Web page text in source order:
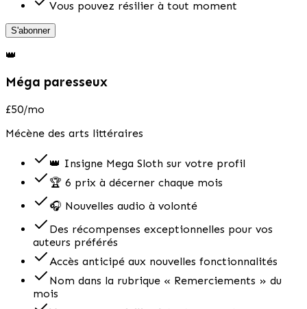
Vous pouvez résilier à tout moment
S'abonner
👑
Méga paresseux
£50/mo
Mécène des arts littéraires
👑 Insigne Mega Sloth sur votre profil
🏆 6 prix à décerner chaque mois
🎧 Nouvelles audio à volonté
Des récompenses exceptionnelles pour vos
auteurs préférés
Accès anticipé aux nouvelles fonctionnalités
Nom dans la rubrique « Remerciements » du
mois